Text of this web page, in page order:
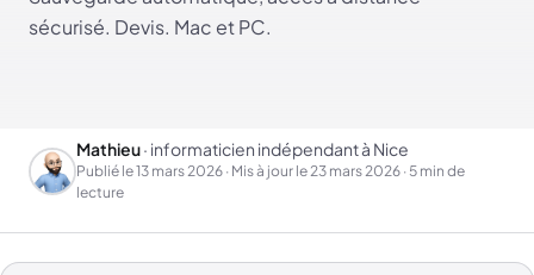
sécurisé. Devis. Mac et PC.
Mathieu· informaticien indépendant à Nice
Publié le13 mars 2026 · Mis à jour le23 mars 2026 · 5 min de
lecture